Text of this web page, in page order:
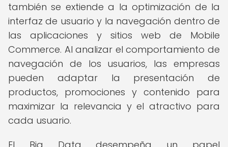
también se extiende a la optimización de la
interfaz de usuario y la navegación dentro de
las aplicaciones y sitios web de Mobile
Commerce. Al analizar el comportamiento de
navegación de los usuarios, las empresas
pueden adaptar la presentación de
productos, promociones y contenido para
maximizar la relevancia y el atractivo para
cada usuario.